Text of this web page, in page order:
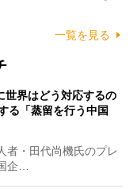
一覧を見る
界はどう対応するの
「蒸留を行う中国
・田代尚機氏のプレ
企…